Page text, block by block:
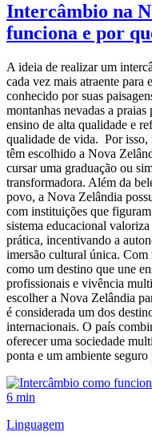
Intercâmbio na
funciona e por
A ideia de realizar um
cada vez mais atraente para
conhecido por suas
montanhas nevadas a
ensino de alta qualidade e
qualidade de vida. Por isso,
têm escolhido a Nova
cursar uma graduação ou
transformadora. Além da
povo, a Nova Zelândia
com instituições que
sistema educacional
prática, incentivando a
imersão cultural única. Com
como um destino que une
profissionais e vivência
escolher a Nova Zelândia
é considerada um dos
internacionais. O país
oferecer uma sociedade
ponta e um ambiente seguro
6 min
Linguagem